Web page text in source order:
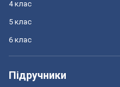
4 клас
5 клас
6 клас
Підручники